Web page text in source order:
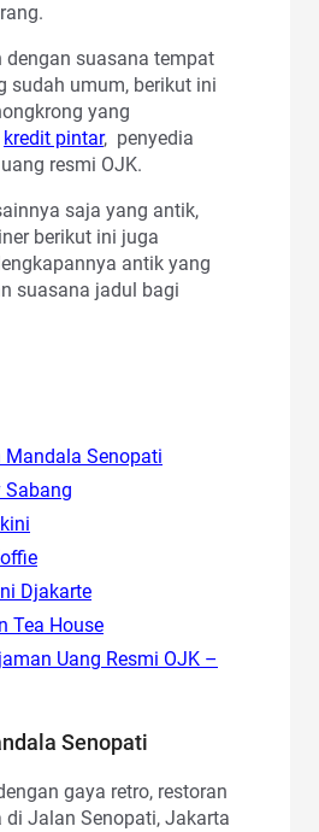
dengan suasana tempat
sudah umum, berikut ini
yang
kredit pintar, penyedia
resmi OJK.
saja yang antik,
berikut ini juga
antik yang
suasana jadul bagi
Senopati
Djakarte
House
Uang Resmi OJK –
Senopati
gaya retro, restoran
Jalan Senopati, Jakarta